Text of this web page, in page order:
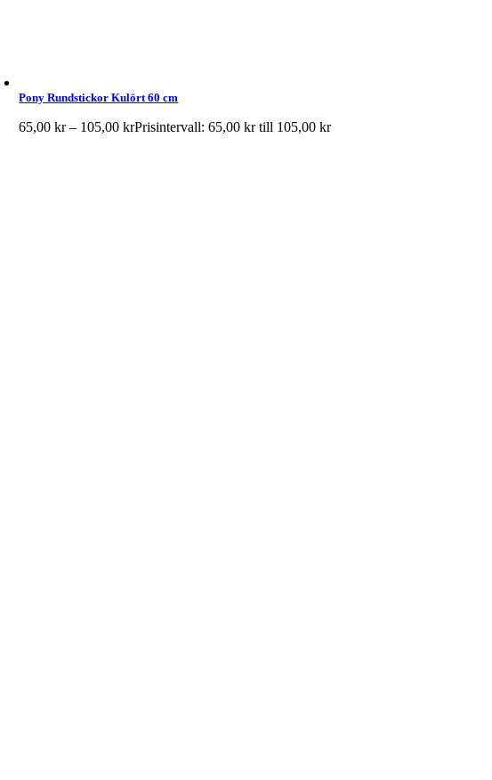
Pony Rundstickor Kulört 60 cm
65,00kr – 105,00krPrisintervall: 65,00 kr till 105,00 kr